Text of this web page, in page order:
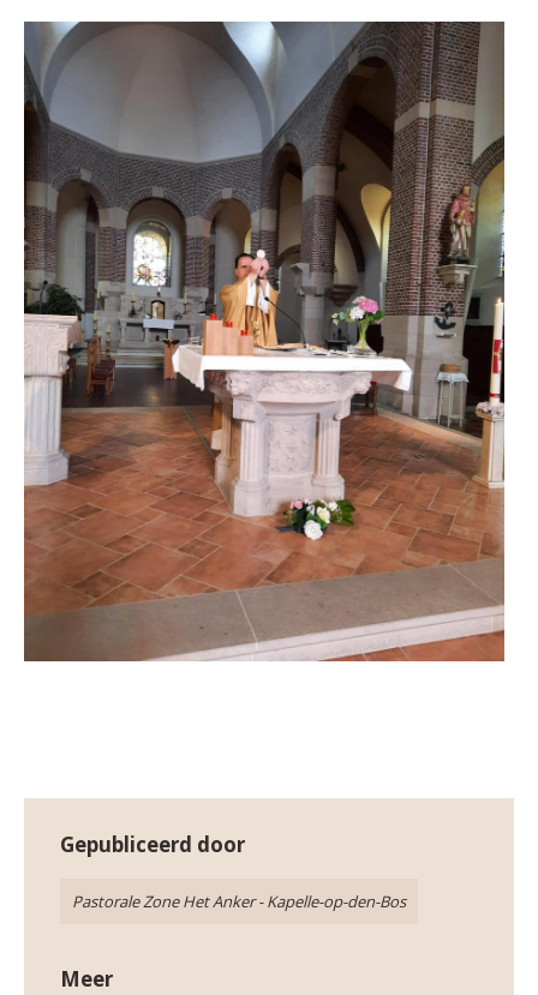
Gepubliceerd door
Pastorale Zone Het Anker - Kapelle-op-den-Bos
Meer